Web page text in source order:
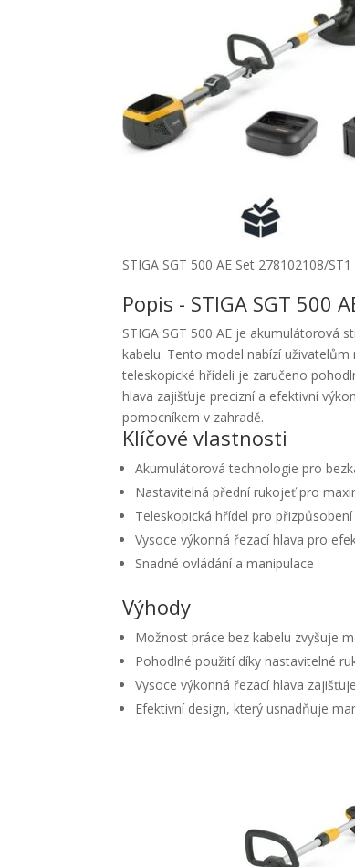
STIGA SGT 500 AE Set 278102108/
Popis - STIGA SGT 500
STIGA SGT 500 AE je akumulátorová
kabelu. Tento model nabízí
teleskopické hřídeli je zaručeno
hlava zajišťuje precizní a efektivní
pomocníkem v zahradě.
Klíčové vlastnosti
Akumulátorová technologie pro
Nastavitelná přední rukojeť pro
Teleskopická hřídel pro přizpůsobení
Vysoce výkonná řezací hlava pro
Snadné ovládání a manipulace
Výhody
Možnost práce bez kabelu zvyšuje
Pohodlné použití díky nastavitelné
Vysoce výkonná řezací hlava
Efektivní design, který usnadňuje